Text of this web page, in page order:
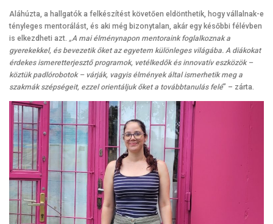
Aláhúzta, a hallgatók a felkészítést követően eldönthetik, hogy vállalnak-e
tényleges mentorálást, és aki még bizonytalan, akár egy későbbi félévben
is elkezdheti azt. „A mai élménynapon mentoraink foglalkoznak a
gyerekekkel, és bevezetik őket az egyetem különleges világába. A diákokat
érdekes ismeretterjesztő programok, vetélkedők és innovatív eszközök –
köztük padlórobotok – várják, vagyis élmények által ismerhetik meg a
szakmák szépségeit, ezzel orientáljuk őket a továbbtanulás felé” – zárta.